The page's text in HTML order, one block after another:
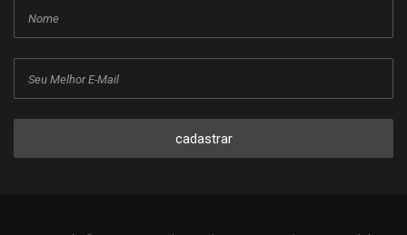
cadastrar